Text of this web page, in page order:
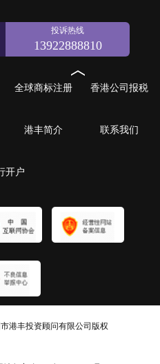
投诉热线
13922888810
全球商标注册 香港公司报税
港丰简介 联系我们
开户
港丰投资顾问有限公司版权